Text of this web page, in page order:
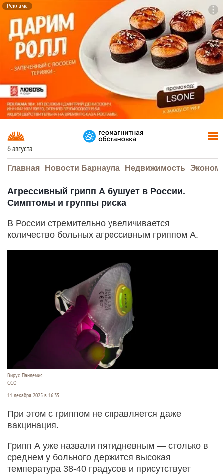
Реклама
6 августа
Главная Новости Барнаула Недвижимость
Агрессивный грипп А бушует в России.
Симптомы и группы риска
В России стремительно увеличивается
количество больных агрессивным гриппом А.
Вирус. Пандемия
ССО
11 декабря 2025 в 16:35
При этом с гриппом не справляется даже
вакцинация.
Грипп А уже назвали пятидневным — столько в
среднем у больного держится высокая
температура 38-40 градусов и присутствует